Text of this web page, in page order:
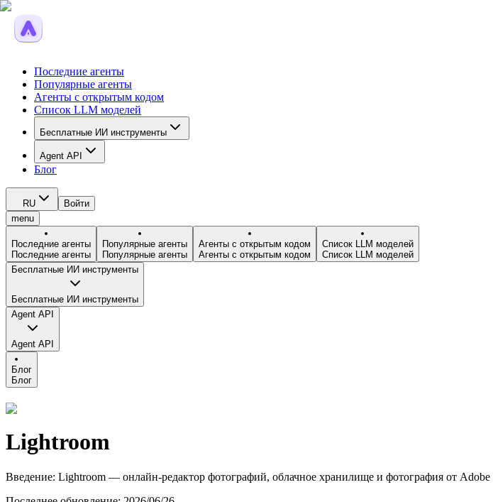
Последние агенты
Популярные агенты
Агенты с открытым кодом
Список LLM моделей
Бесплатные ИИ инструменты
Agent API
Блог
RU
Войти
menu
Последние агенты
Последние агенты
Популярные агенты
Популярные агенты
Агенты с открытым кодом
Агенты с открытым кодом
Список LLM моделей
Список LLM моделей
Бесплатные ИИ инструменты
Бесплатные ИИ инструменты
Agent API
Agent API
Блог
Блог
Lightroom
Введение: Lightroom — онлайн-редактор фотографий, облачное хранилище и фотография от Adobe